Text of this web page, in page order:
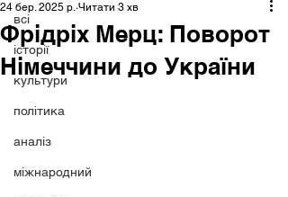
всі
історії
культури
політика
аналіз
міжнародний
Фрідріх Мерц: Поворот
Німеччини до України
24 бер. 2025 р. Читати 3 хв